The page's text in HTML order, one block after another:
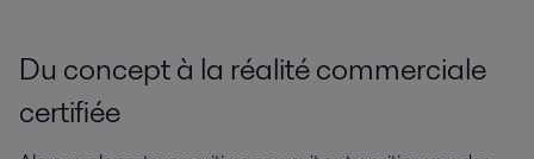
Du concept à la réalité commerciale
certifiée